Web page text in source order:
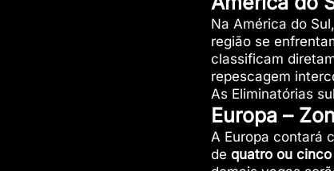
Na América do
região se
classificam
repescagem
As Eliminatórias
Europa –
A Europa contará
de quatro ou